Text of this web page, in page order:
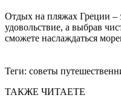
Отдых на пляжах Греции –
удовольствие, а выбрав
сможете наслаждаться
Теги: советы
ТАКЖЕ ЧИТАЕТЕ